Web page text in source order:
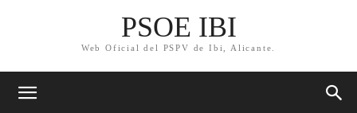
PSOE IBI
Web Oficial del PSPV de Ibi, Alicante.